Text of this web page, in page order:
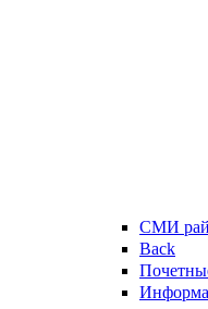
СМИ
Back